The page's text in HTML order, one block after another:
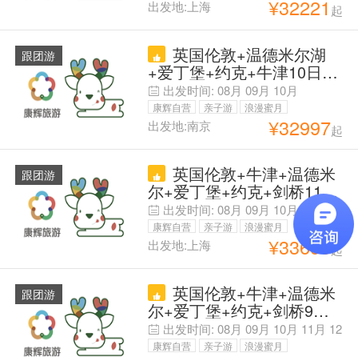
满意再下单】可代订球票，
代办签证 | 伦敦进·曼城出，
含伦敦/剑桥/约克/爱丁堡/
湖区，自营车队·中文司机·
免小费
父母安心游
出发地:上海 ¥32221 起
跟团游 英国伦敦+温德米尔湖
+爱丁堡+约克+牛津10日拼
小团 拒签退】7-8座奔驰商
务车】6人精品小团+纯玩无
购物+苏格兰高地+格拉斯
哥+达西庄园+牛津+剑桥
+全程四星酒店】送大英博
物馆深度中文讲解【提前90
天预定立减600元/人】
出发时间: 08月 09月 10月
康辉自营 亲子游
浪漫蜜月
父母安心游
出发地:南京 ¥32997起
跟团游 英国伦敦+牛津+温德米
尔+爱丁堡+约克+剑桥11日
拼小团 【旅行社国旅出
品】【自营2-6人VIP纯玩小
团】【保证成团】【每周
三，六特价班，CD线为暑
期特价班】赠湖区小火车
体验&大英伦敦市区中文讲
解|满四人独立成团
出发时间: 08月 09月 10月11月12
月康辉自营 亲子游
浪漫蜜月
父母安心游
出发地:上海 ¥33699起
跟团游 英国伦敦+牛津+温德米
尔+爱丁堡+约克+剑桥9日
拼小团 【旅行社国旅出
品】【自营2-6人VIP纯玩小
出发时间: 08月 09月 10月 11月 12
月康辉自营 亲子游
浪漫蜜月